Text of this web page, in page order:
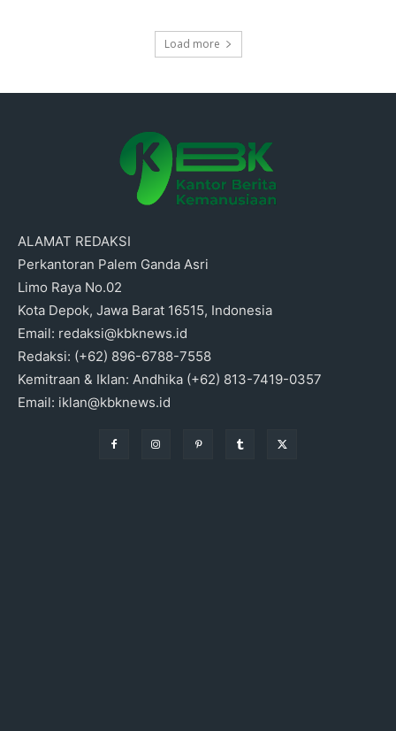
Load more
ALAMAT REDAKSI
Perkantoran Palem Ganda Asri
Limo Raya No.02
Kota Depok, Jawa Barat 16515, Indonesia
Email: redaksi@kbknews.id
Redaksi: (+62) 896-6788-7558
Kemitraan & Iklan: Andhika (+62) 813-7419-0357
Email: iklan@kbknews.id